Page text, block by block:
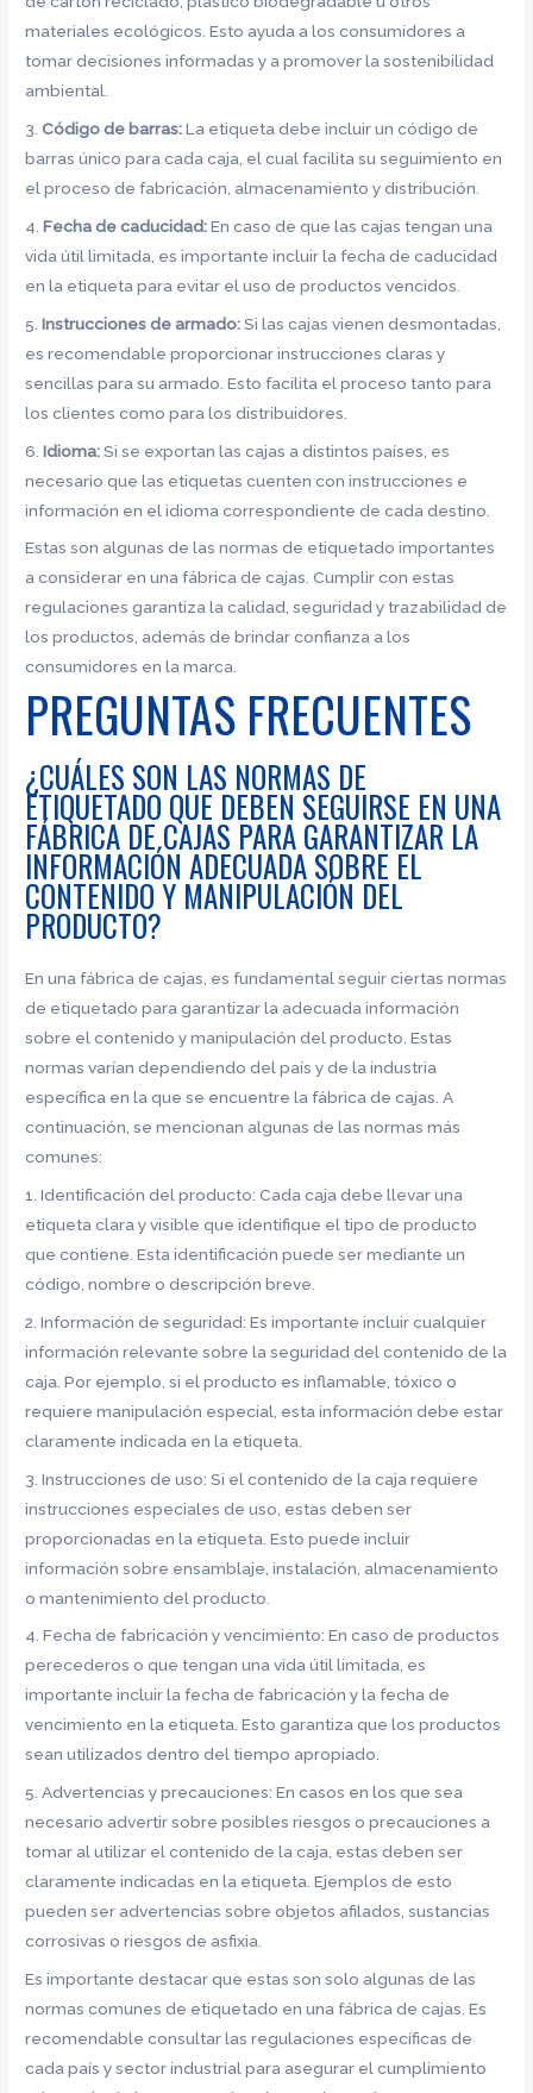
materiales ecológicos. Esto ayuda a los consumidores a
tomar decisiones informadas y a promover la sostenibilidad
ambiental.
3.Código de barras:La etiqueta debe incluir un código de
barras único para cada caja, el cual facilita su seguimiento en
el proceso de fabricación, almacenamiento y distribución.
4.Fecha de caducidad:En caso de que las cajas tengan una
vida útil limitada, es importante incluir la fecha de caducidad
en la etiqueta para evitar el uso de productos vencidos.
5.Instrucciones de armado:Si las cajas vienen desmontadas,
es recomendable proporcionar instrucciones claras y
sencillas para su armado. Esto facilita el proceso tanto para
los clientes como para los distribuidores.
6.Idioma:Si se exportan las cajas a distintos países, es
necesario que las etiquetas cuenten con instrucciones e
información en el idioma correspondiente de cada destino.
Estas son algunas de las normas de etiquetado importantes
a considerar en una fábrica de cajas. Cumplir con estas
regulaciones garantiza la calidad, seguridad y trazabilidad de
los productos, además de brindar confianza a los
consumidores en la marca.
PREGUNTAS FRECUENTES
¿CUÁLES SON LAS NORMAS DE
ETIQUETADO QUE DEBEN SEGUIRSE EN UNA
FÁBRICA DE CAJAS PARA GARANTIZAR LA
INFORMACIÓN ADECUADA SOBRE EL
CONTENIDO Y MANIPULACIÓN DEL
PRODUCTO?
En una fábrica de cajas, es fundamental seguir ciertas normas
de etiquetado para garantizar la adecuada información
sobre el contenido y manipulación del producto. Estas
normas varían dependiendo del país y de la industria
específica en la que se encuentre la fábrica de cajas. A
continuación, se mencionan algunas de las normas más
comunes:
1. Identificación del producto: Cada caja debe llevar una
etiqueta clara y visible que identifique el tipo de producto
que contiene. Esta identificación puede ser mediante un
código, nombre o descripción breve.
2. Información de seguridad: Es importante incluir cualquier
información relevante sobre la seguridad del contenido de la
caja. Por ejemplo, si el producto es inflamable, tóxico o
requiere manipulación especial, esta información debe estar
claramente indicada en la etiqueta.
3. Instrucciones de uso: Si el contenido de la caja requiere
instrucciones especiales de uso, estas deben ser
proporcionadas en la etiqueta. Esto puede incluir
información sobre ensamblaje, instalación, almacenamiento
o mantenimiento del producto.
4. Fecha de fabricación y vencimiento: En caso de productos
perecederos o que tengan una vida útil limitada, es
importante incluir la fecha de fabricación y la fecha de
vencimiento en la etiqueta. Esto garantiza que los productos
sean utilizados dentro del tiempo apropiado.
5. Advertencias y precauciones: En casos en los que sea
necesario advertir sobre posibles riesgos o precauciones a
tomar al utilizar el contenido de la caja, estas deben ser
claramente indicadas en la etiqueta. Ejemplos de esto
pueden ser advertencias sobre objetos afilados, sustancias
corrosivas o riesgos de asfixia.
Es importante destacar que estas son solo algunas de las
normas comunes de etiquetado en una fábrica de cajas. Es
recomendable consultar las regulaciones específicas de
cada país y sector industrial para asegurar el cumplimiento